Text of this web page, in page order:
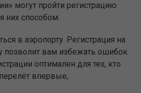
могут пройти регистрацию
способом:
в аэропорту. Регистрация на
позволит вам избежать ошибок.
оптимален для тех, кто
впервые;